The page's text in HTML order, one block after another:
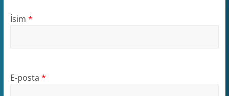
İsim *
E-posta *